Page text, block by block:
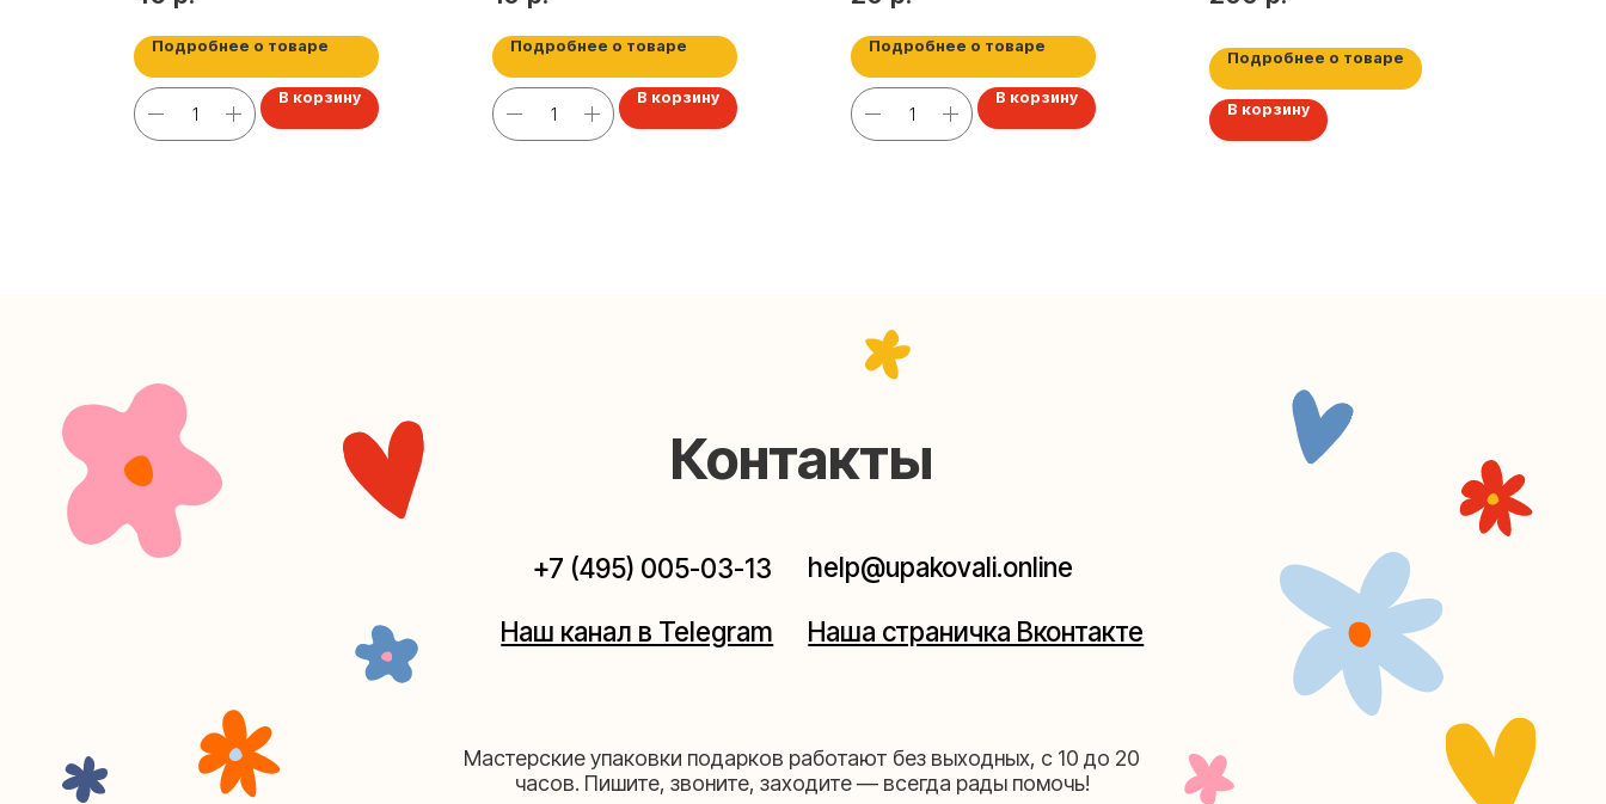
Подробнее о товаре
В корзину
Подробнее о товаре
В корзину
Подробнее о товаре
В корзину
Подробнее о товаре
В корзину
Мастерская на Плющихе Мастерская на Таганке
+7 (980) 495-03-13 +7 (980) 156-03-13
help@upakovali.online